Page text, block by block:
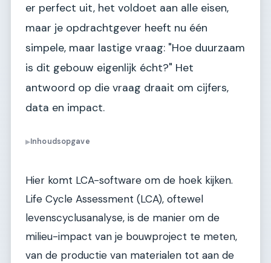
er perfect uit, het voldoet aan alle eisen,
maar je opdrachtgever heeft nu één
simpele, maar lastige vraag: "Hoe duurzaam
is dit gebouw eigenlijk écht?" Het
antwoord op die vraag draait om cijfers,
data en impact.
▶Inhoudsopgave
Hier komt LCA-software om de hoek kijken.
Life Cycle Assessment (LCA), oftewel
levenscyclusanalyse, is de manier om de
milieu-impact van je bouwproject te meten,
van de productie van materialen tot aan de